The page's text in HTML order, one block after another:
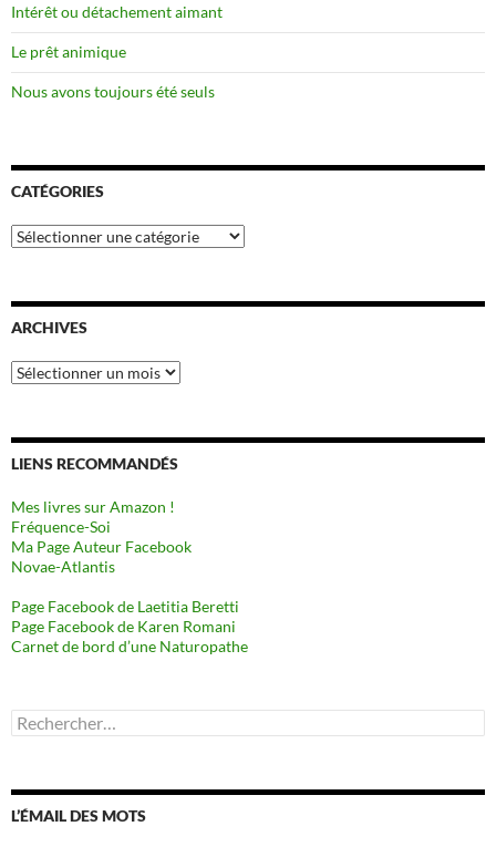
Intérêt ou détachement aimant
Le prêt animique
Nous avons toujours été seuls
CATÉGORIES
Catégories
ARCHIVES
Archives
LIENS RECOMMANDÉS
Mes livres sur Amazon !
Fréquence-Soi
Ma Page Auteur Facebook
Novae-Atlantis
Page Facebook de Laetitia Beretti
Page Facebook de Karen Romani
Carnet de bord d’une Naturopathe
Rechercher :
L’ÉMAIL DES MOTS